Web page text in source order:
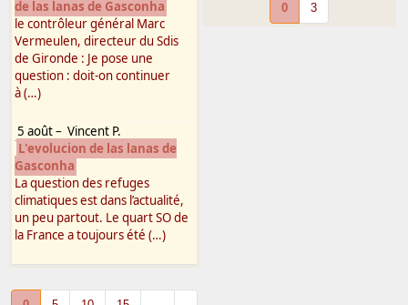
de las lanas de Gasconha
le contrôleur général Marc
Vermeulen, directeur du Sdis
de Gironde : Je pose une
question : doit-on continuer
à (…)
5 août– Vincent P.
L'evolucion de las lanas de
Gasconha
La question des refuges
climatiques est dans l’actualité,
un peu partout. Le quart SO de
la France a toujours été (…)
0 3